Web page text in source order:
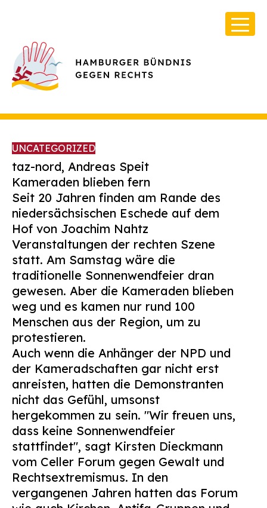
Über Uns
Infos & Broschüren
Archiv
Kontakt
Suchen
nach:
UNCATEGORIZED
taz-nord, Andreas Speit
Kameraden blieben fern
Seit 20 Jahren finden am Rande des
niedersächsischen Eschede auf dem
Hof von Joachim Nahtz
Veranstaltungen der rechten Szene
statt. Am Samstag wäre die
traditionelle Sonnenwendfeier dran
gewesen. Aber die Kameraden blieben
weg und es kamen nur rund 100
Menschen aus der Region, um zu
protestieren.
Auch wenn die Anhänger der NPD und
der Kameradschaften gar nicht erst
anreisten, hatten die Demonstranten
nicht das Gefühl, umsonst
hergekommen zu sein. "Wir freuen uns,
dass keine Sonnenwendfeier
stattfindet", sagt Kirsten Dieckmann
vom Celler Forum gegen Gewalt und
Rechtsextremismus. In den
vergangenen Jahren hatten das Forum